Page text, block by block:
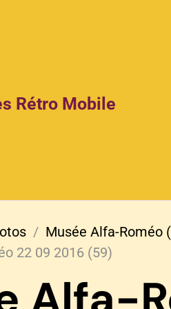
Rétro Mobile
Musée Alfa-Roméo
22 09 2016 (59)